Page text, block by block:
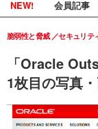
NEW! 会員記事
「Oracle
1枚目の写真
脆弱性と脅威 セキュリテ